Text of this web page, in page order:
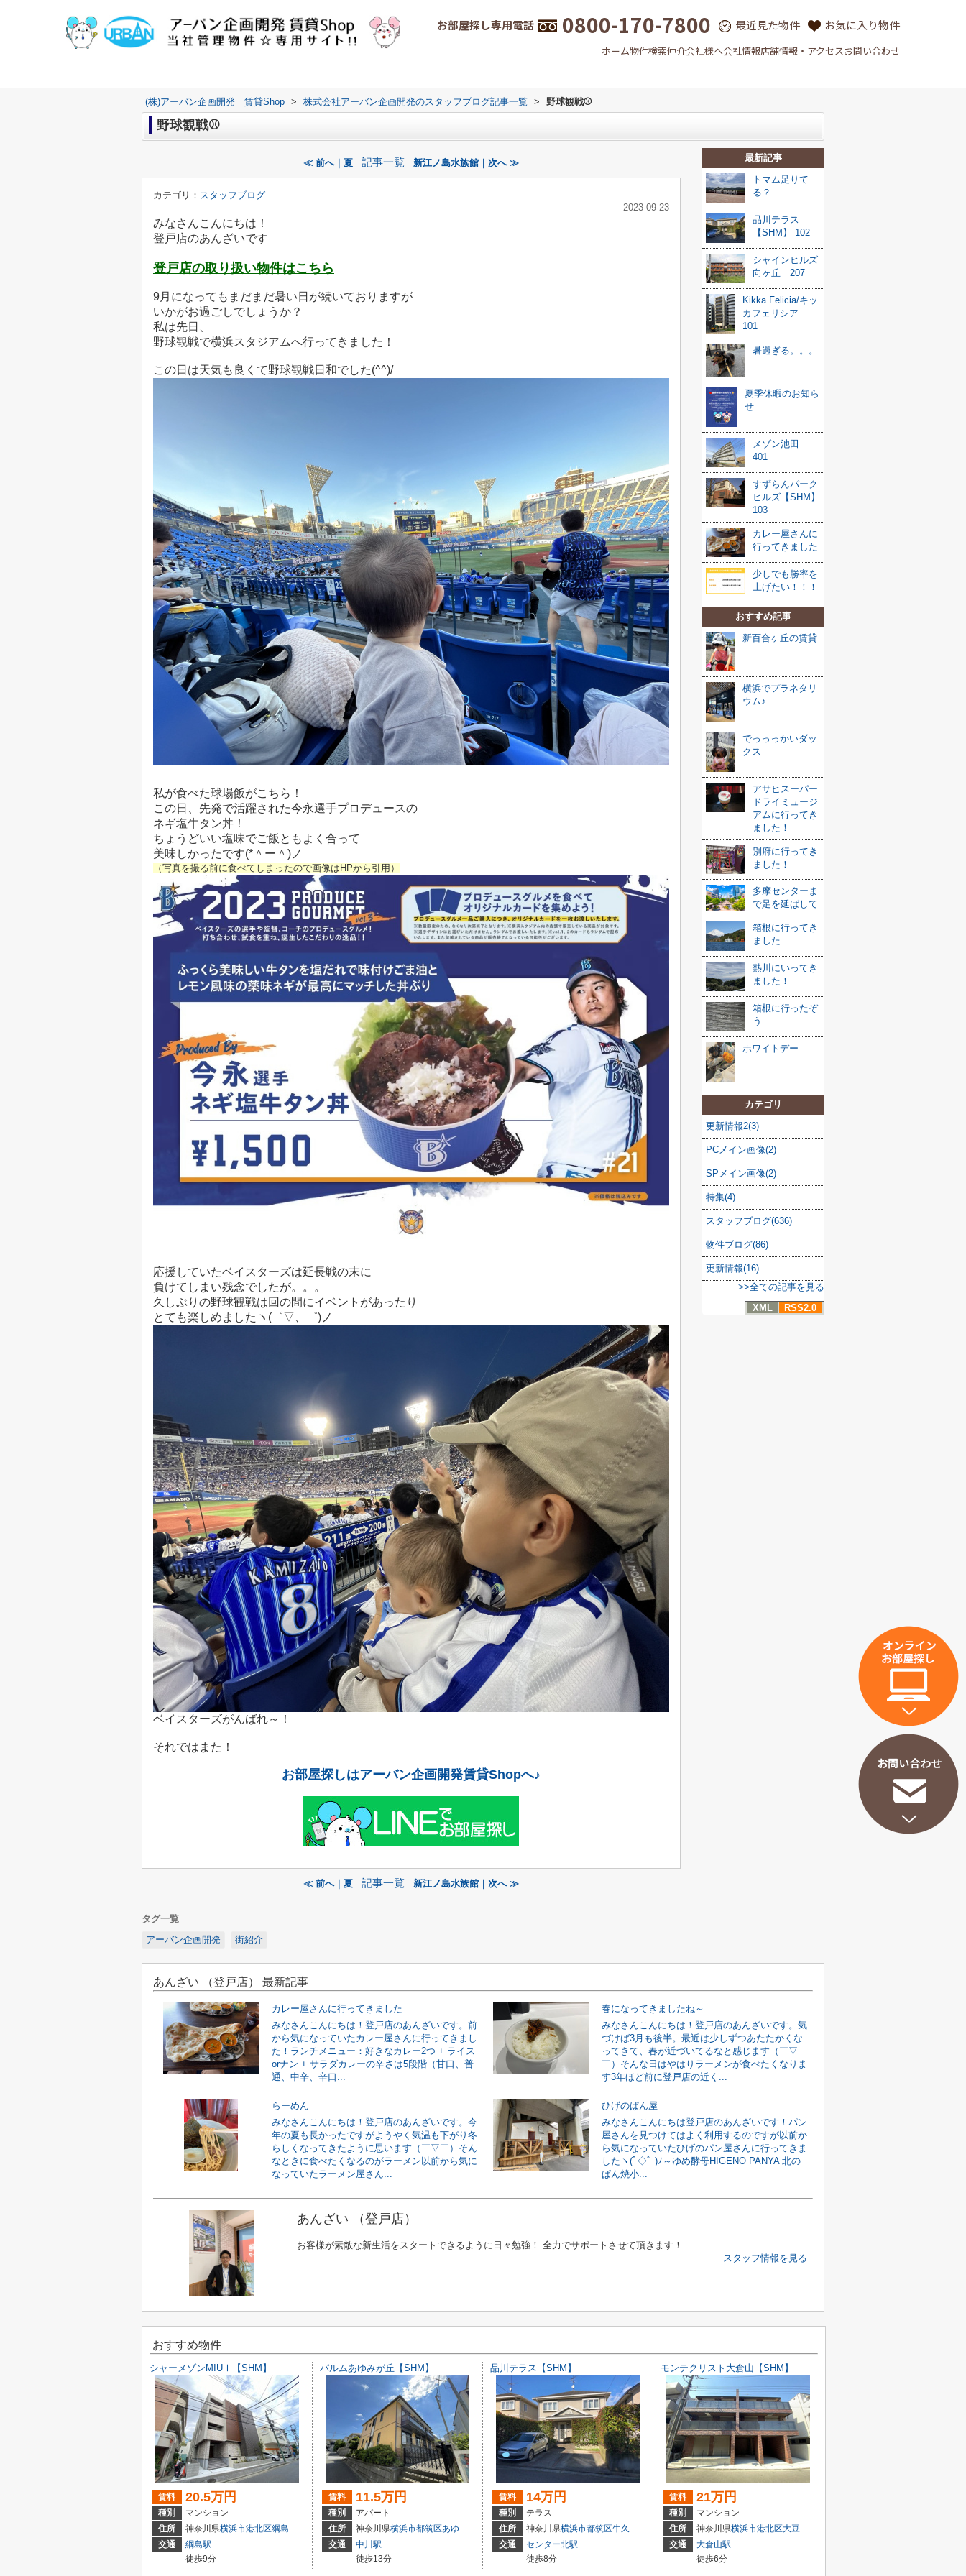
お部屋探し専用電話 0800-170-7800 最近見た物件 お気に入り物件
ホーム物件検索仲介会社様へ会社情報店舗情報・アクセスお問い合わせ
(株)アーバン企画開発 賃貸Shop > 株式会社アーバン企画開発のスタッフブログ記事一覧 > 野球観戦⚾
野球観戦⚾
≪ 前へ｜夏 記事一覧 新江ノ島水族館｜次へ ≫
カテゴリ： スタッフブログ
2023-09-23
みなさんこんにちは！
登戸店のあんざいです
登戸店の取り扱い物件はこちら
9月になってもまだまだ暑い日が続いておりますが
いかがお過ごしでしょうか？
私は先日、
野球観戦で横浜スタジアムへ行ってきました！
この日は天気も良くて野球観戦日和でした(^^)/
私が食べた球場飯がこちら！
この日、先発で活躍された今永選手プロデュースの
ネギ塩牛タン丼！
ちょうどいい塩味でご飯ともよく合って
美味しかったです(*＾ー＾)ノ
（写真を撮る前に食べてしまったので画像はHPから引用）
応援していたベイスターズは延長戦の末に
負けてしまい残念でしたが。。。
久しぶりの野球観戦は回の間にイベントがあったり
とても楽しめましたヽ(゜▽、゜)ノ
ベイスターズがんばれ～！
それではまた！
お部屋探しはアーバン企画開発賃貸Shopへ♪
≪ 前へ｜夏 記事一覧 新江ノ島水族館｜次へ ≫
タグ一覧
アーバン企画開発
街紹介
最新記事
トマム足りて
る？
品川テラス
【SHM】 102
シャインヒルズ
向ヶ丘 207
Kikka Felicia/キッ
カフェリシア
101
暑過ぎる。。。
夏季休暇のお知ら
せ
メゾン池田
401
すずらんパーク
ヒルズ【SHM】
103
カレー屋さんに
行ってきました
少しでも勝率を
上げたい！！！
おすすめ記事
新百合ヶ丘の賃貸
横浜でプラネタリ
ウム♪
でっっっかいダッ
クス
アサヒスーパー
ドライミュージ
アムに行ってき
ました！
別府に行ってき
ました！
多摩センターま
で足を延ばして
箱根に行ってき
ました
熱川にいってき
ました！
箱根に行ったぞ
う
ホワイトデー
カテゴリ
更新情報2(3)
PCメイン画像(2)
SPメイン画像(2)
特集(4)
スタッフブログ(636)
物件ブログ(86)
更新情報(16)
>>全ての記事を見る
XML
RSS2.0
あんざい （登戸店） 最新記事
カレー屋さんに行ってきました
みなさんこんにちは！登戸店のあんざいです。前
から気になっていたカレー屋さんに行ってきまし
た！ランチメニュー：好きなカレー2つ + ライス
orナン + サラダカレーの辛さは5段階（甘口、普
通、中辛、辛口...
春になってきましたね～
みなさんこんにちは！登戸店のあんざいです。気
づけば3月も後半。最近は少しずつあたたかくな
ってきて、春が近づいてるなと感じます（￣▽
￣）そんな日はやはりラーメンが食べたくなりま
す3年ほど前に登戸店の近く...
らーめん
みなさんこんにちは！登戸店のあんざいです。今
年の夏も長かったですがようやく気温も下がり冬
らしくなってきたように思います（￣▽￣）そん
なときに食べたくなるのがラーメン以前から気に
なっていたラーメン屋さん...
ひげのぱん屋
みなさんこんにちは登戸店のあんざいです！パン
屋さんを見つけてはよく利用するのですが以前か
ら気になっていたひげのパン屋さんに行ってきま
したヽ(ﾟ◇ﾟ )ﾉ～ゆめ酵母HIGENO PANYA 北の
ぱん焼小...
あんざい （登戸店）
お客様が素敵な新生活をスタートできるように日々勉強！ 全力でサポートさせて頂きます！
スタッフ情報を見る
おすすめ物件
シャーメゾンMIUⅠ【SHM】
賃料 20.5万円
種別
マンション
住所
神奈川県横浜市港北区綱島台
14-7
交通
綱島駅
徒歩9分
パルムあゆみが丘【SHM】
賃料 11.5万円
種別
アパート
住所
神奈川県横浜市都筑区あゆみが丘
18-16
交通
中川駅
徒歩13分
品川テラス【SHM】
賃料 14万円
種別
テラス
住所
神奈川県横浜市都筑区牛久保東
１丁目31-19
交通
センター北駅
徒歩8分
モンテクリスト大倉山【SHM】
賃料 21万円
種別
マンション
住所
神奈川県横浜市港北区大豆戸町
交通
大倉山駅
徒歩6分